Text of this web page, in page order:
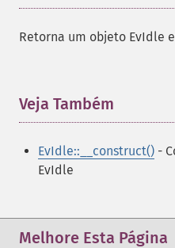
Retorna um objeto EvIdle
Veja Também
EvIdle::__construct() -
EvIdle
Melhore Esta Página